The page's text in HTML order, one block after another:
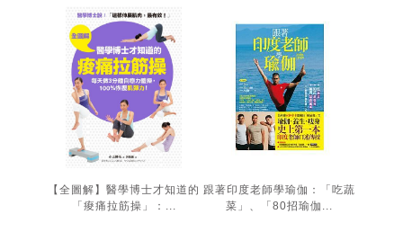
【全圖解】醫學博士才知道的
「痠痛拉筋操」：...
跟著印度老師學瑜伽：「吃蔬
菜」、「80招瑜伽...